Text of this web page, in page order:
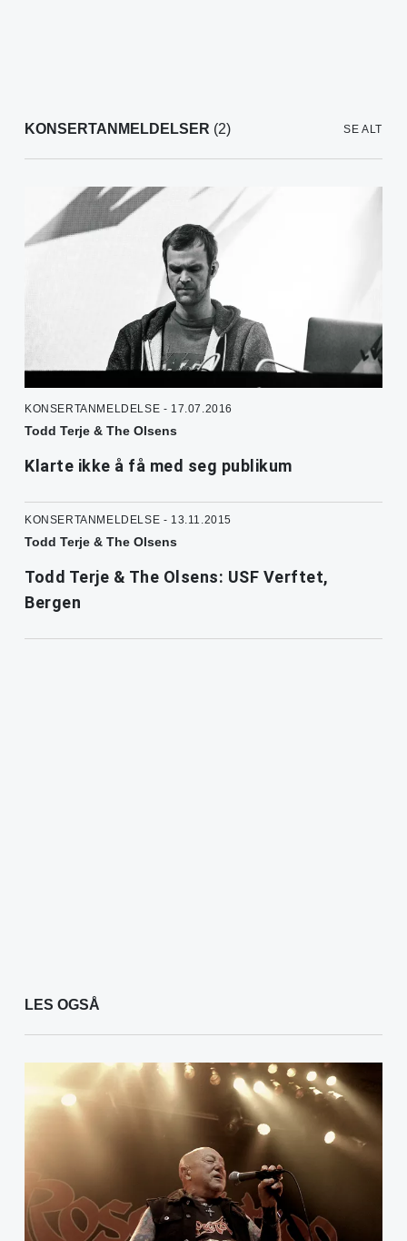
KONSERTANMELDELSER (2) SE ALT
KONSERTANMELDELSE - 17.07.2016
Todd Terje & The Olsens
Klarte ikke å få med seg publikum
KONSERTANMELDELSE - 13.11.2015
Todd Terje & The Olsens
Todd Terje & The Olsens: USF Verftet,
Bergen
LES OGSÅ